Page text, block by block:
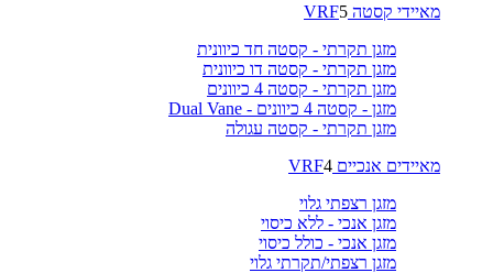
מאיידי קסטה VRF 5
מזגן תקרתי - קסטה חד כיוונית
מזגן תקרתי - קסטה דו כיוונית
מזגן תקרתי - קסטה 4 כיוונים
מזגן - קסטה 4 כיוונים - Dual Vane
מזגן תקרתי - קסטה עגולה
מאיידים אנכיים VRF 4
מזגן רצפתי גלוי
מזגן אנכי - ללא כיסוי
מזגן אנכי - כולל כיסוי
מזגן רצפתי/תקרתי גלוי